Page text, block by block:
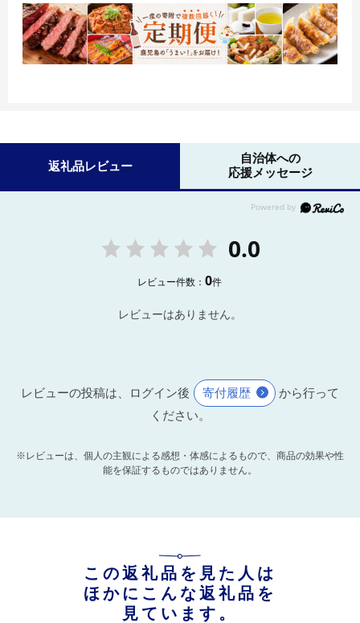
返礼品レビュー
自治体への
応援メッセージ
0.0
レビュー件数：0件
レビューはありません。
レビューの投稿は、ログイン後 寄付履歴
から行って
ください。
※レビューは、個人の主観による感想・体感によるもので、商品の効果や性
能を保証するものではありません。
この返礼品を見た人は
ほかにこんな返礼品を
見ています。